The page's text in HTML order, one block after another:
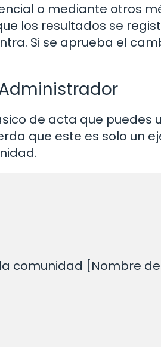
o mediante otros
los resultados se
Si se aprueba el
de acta que puedes
que este es solo un
comunidad [Nombre